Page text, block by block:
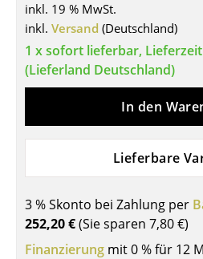
Tische
Esstische
Beistelltische
Schreibtische
Sekretäre & PC-Tische
Konferenztische
inkl. 19 % MwSt.
inkl. Versand (Deutschland)
1 x sofort lieferbar,
(Lieferland Deutschland)
In den
Lieferbare
3 % Skonto bei Zahlung per
252,20 €(Sie sparen 7,80 €)
Finanzierung mit 0 % für 12